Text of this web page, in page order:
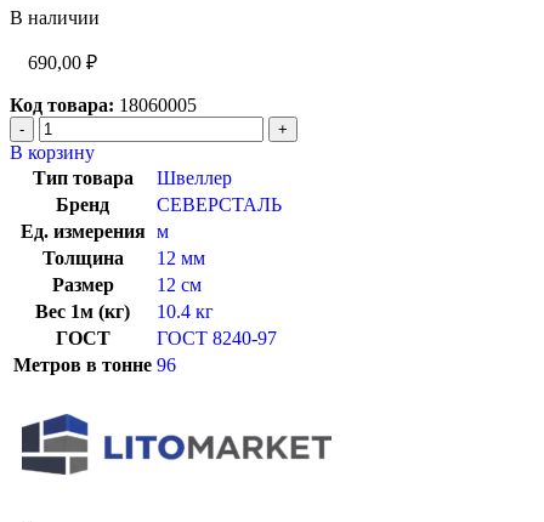
В наличии
690,00 ₽
Код товара: 18060005
В корзину
Тип товара
Швеллер
Бренд
СЕВЕРСТАЛЬ
Ед. измерения м
Толщина
12 мм
Размер
12 см
Вес 1м (кг)
10.4 кг
ГОСТ
ГОСТ 8240-97
Метров в тонне 96